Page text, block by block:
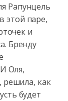
Рапунцель
этой паре,
и
Бренду
Оля,
решила, как
будет